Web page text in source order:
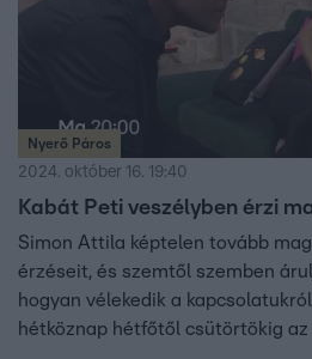
Nyerő Páros
2024. október 16. 19:40
Kabát Peti veszélyben érzi
Simon Attila képtelen tovább
érzéseit, és szemtől szemben
hogyan vélekedik a
hétköznap hétfőtől csütörtökig az